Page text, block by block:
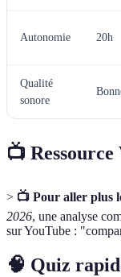
Autonomie 20h
Qualité
sonore
📺 Ressource
> 📺 Pour aller plus
2026, une analyse
sur YouTube :
🧠 Quiz